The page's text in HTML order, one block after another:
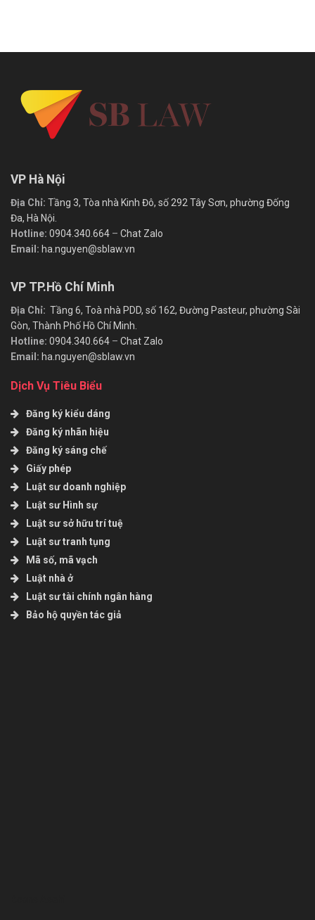
VP Hà Nội
Địa Chỉ: Tầng 3, Tòa nhà Kinh Đô, số 292 Tây Sơn, phường Đống
Đa, Hà Nội.
Hotline: 0904.340.664 – Chat Zalo
Email: ha.nguyen@sblaw.vn
VP TP.Hồ Chí Minh
Địa Chỉ: Tầng 6, Toà nhà PDD, số 162, Đường Pasteur, phường Sài
Gòn, Thành Phố Hồ Chí Minh.
Hotline: 0904.340.664 – Chat Zalo
Email: ha.nguyen@sblaw.vn
Dịch Vụ Tiêu Biểu
Đăng ký kiểu dáng
Đăng ký nhãn hiệu
Đăng ký sáng chế
Giấy phép
Luật sư doanh nghiệp
Luật sư Hình sự
Luật sư sở hữu trí tuệ
Luật sư tranh tụng
Mã số, mã vạch
Luật nhà ở
Luật sư tài chính ngân hàng
Bảo hộ quyền tác giả